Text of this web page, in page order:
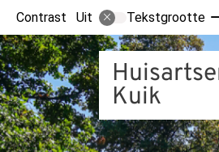
Contrast Uit Tekstgrootte
Kuik